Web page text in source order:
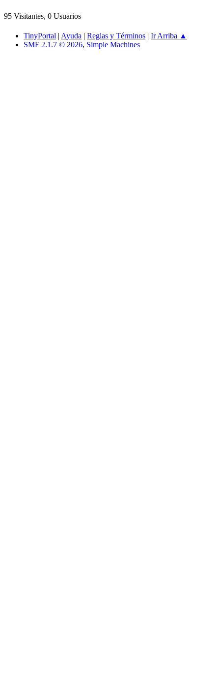
95 Visitantes, 0 Usuarios
TinyPortal | Ayuda | Reglas y Términos | Ir Arriba ▲
SMF 2.1.7 © 2026, Simple Machines